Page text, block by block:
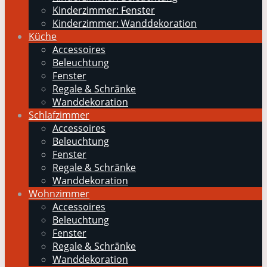
Kinderzimmer: Fenster
Kinderzimmer: Wanddekoration
Küche
Accessoires
Beleuchtung
Fenster
Regale & Schränke
Wanddekoration
Schlafzimmer
Accessoires
Beleuchtung
Fenster
Regale & Schränke
Wanddekoration
Wohnzimmer
Accessoires
Beleuchtung
Fenster
Regale & Schränke
Wanddekoration